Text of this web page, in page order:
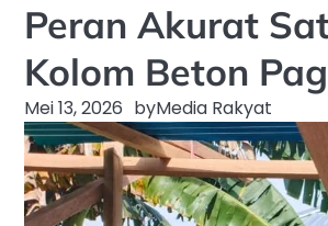
Peran Akurat
Kolom Beton
Mei 13, 2026 byMedia Rakyat